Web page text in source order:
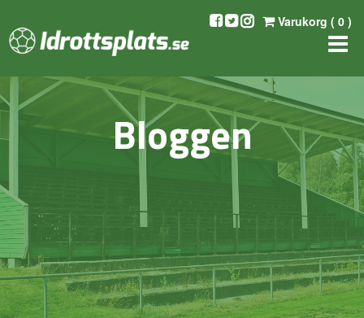
Varukorg ( 0 )
Bloggen